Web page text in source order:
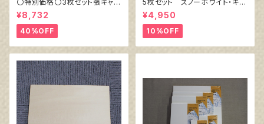
〇特別価格〇3枚セット張キャン
バス トークロ 赤SP F12
606㎜×500㎜
¥8,732
40%OFF
5枚セット スノーホワイト・キャ
ンバスボード F10 サイズ 5
30㎜x455㎜
¥4,950
10%OFF